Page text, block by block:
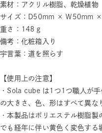
素材：アクリル樹脂、乾燥植物
サイズ：D50mm × W50mm
重さ：148ｇ
備考：化粧箱入り
宇言葉：道を照らす
【使用上の注意】
・Sola cube は1つ1つ職人が
の大きさ、色、形はすべて異な
・本製品はポリエステル樹脂
でも経年に伴い黄色く変色する